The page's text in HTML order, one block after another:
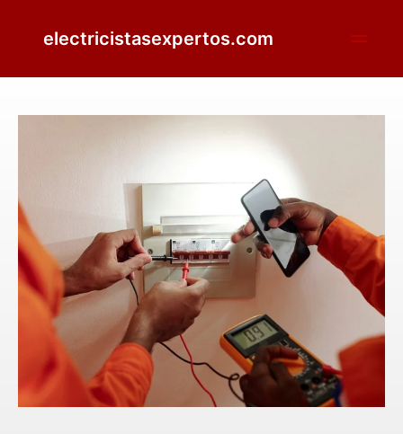
electricistasexpertos.com